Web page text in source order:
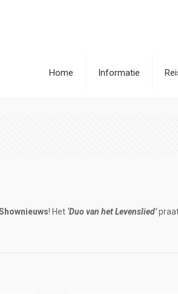
Home Informatie
! Het ‘Duo van het Levenslied’